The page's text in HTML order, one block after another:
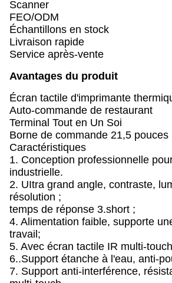
Scanner
FEO/ODM
Échantillons en stock
Livraison rapide
Service après-vente
Avantages du produit
Écran tactile d'imprimante
Auto-commande de restaurant
Terminal Tout en Un Soi
Borne de commande 21,5 pouces
Caractéristiques
1. Conception professionnelle
industrielle.
2. UItra grand angle, contraste,
résolution ;
temps de réponse 3.short ;
4. Alimentation faible, supporte
travail;
5. Avec écran tactile IR multi-
6..Support étanche à l'eau, anti-
7. Support anti-interférence,